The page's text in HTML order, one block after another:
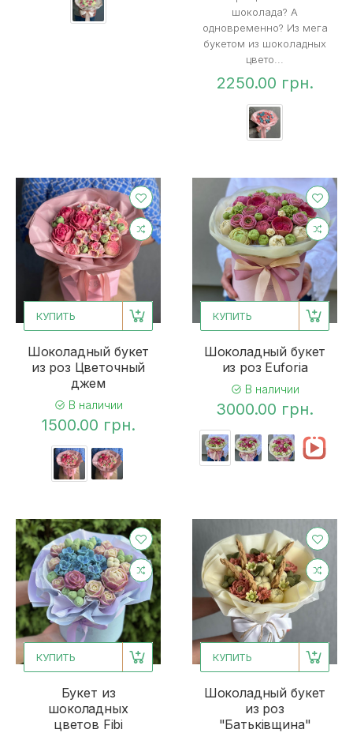
шоколада? А
одновременно? Из мега
букетом из шоколадных
цвето...
2250.00 грн.
КУПИТЬ
Шоколадный букет
из роз Цветочный
джем
В наличии
1500.00 грн.
КУПИТЬ
Шоколадный букет
из роз Euforia
В наличии
3000.00 грн.
КУПИТЬ
Букет из
шоколадных
цветов Fibi
КУПИТЬ
Шоколадный букет
из роз
"Батьківщина"